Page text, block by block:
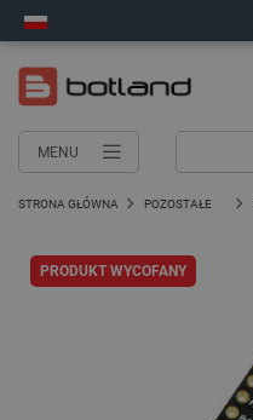
MENU
STRONA GŁÓWNA POZOSTAŁE
PRODUKT WYCOFANY